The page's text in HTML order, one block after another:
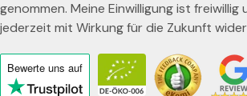
genommen. Meine Einwilligung ist freiwillig
jederzeit mit Wirkung für die Zukunft
Bewerte uns auf
Click